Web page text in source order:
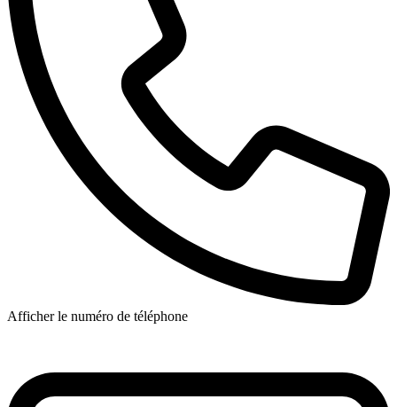
Afficher le numéro de téléphone